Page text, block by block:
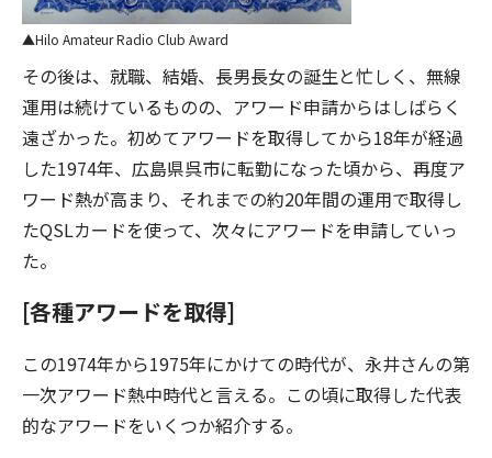
Hilo Amateur Radio Club Award
その後は、就職、結婚、長男長女の誕生と忙しく、無線
運用は続けているものの、アワード申請からはしばらく
遠ざかった。初めてアワードを取得してから18年が経過
した1974年、広島県呉市に転勤になった頃から、再度ア
ワード熱が高まり、それまでの約20年間の運用で取得し
たQSLカードを使って、次々にアワードを申請していっ
た。
[各種アワードを取得]
この1974年から1975年にかけての時代が、永井さんの第
一次アワード熱中時代と言える。この頃に取得した代表
的なアワードをいくつか紹介する。